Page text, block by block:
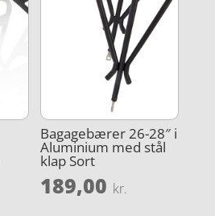
Bagagebærer 26-28″ i
Aluminium med stål
klap Sort
189,00 kr.